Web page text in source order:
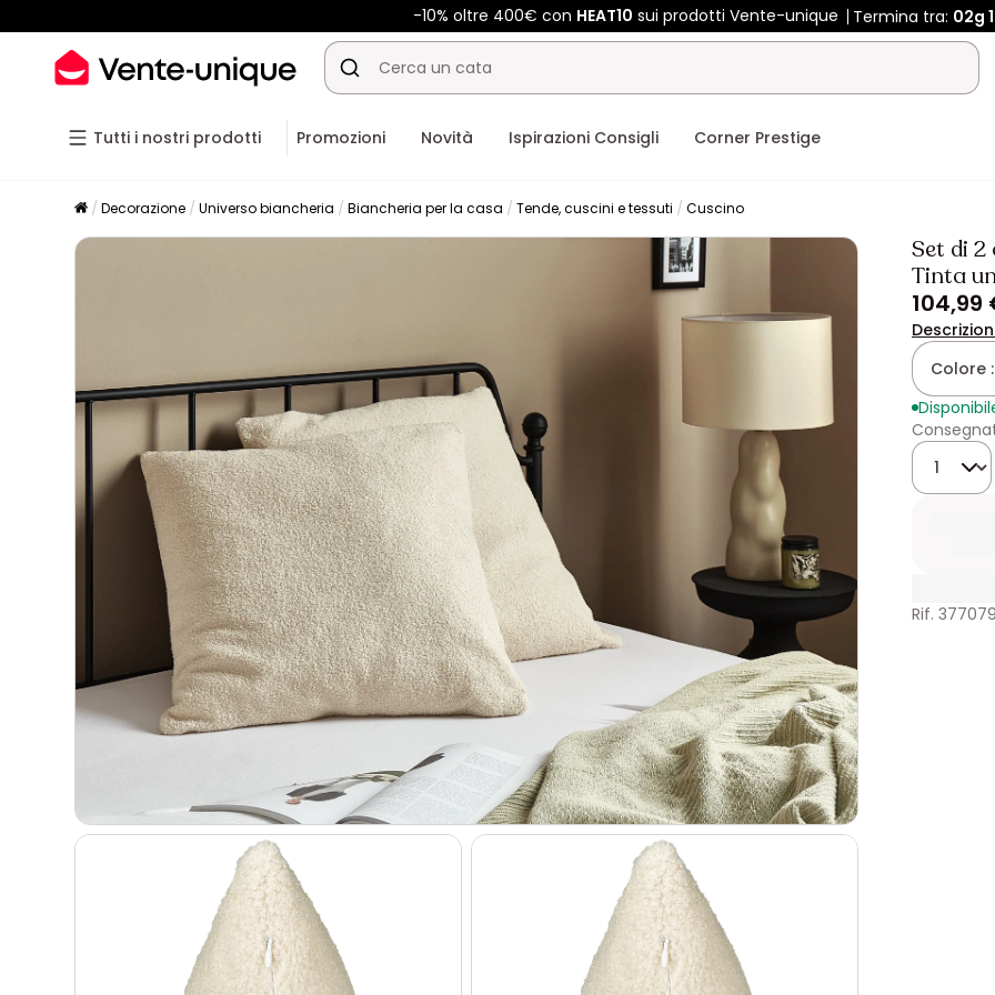
-10% oltre 400€ con HEAT10 sui prodotti Vente-unique Termina tra: 02g
Tutti i nostri prodotti Promozioni Novità Ispirazioni Consigli Corner Prestige
Decorazione Universo biancheria Biancheria per la casa Tende, cuscini e tessuti Cuscino
Set di 2
Tinta
104,99
Colore
Quantità
Rif.